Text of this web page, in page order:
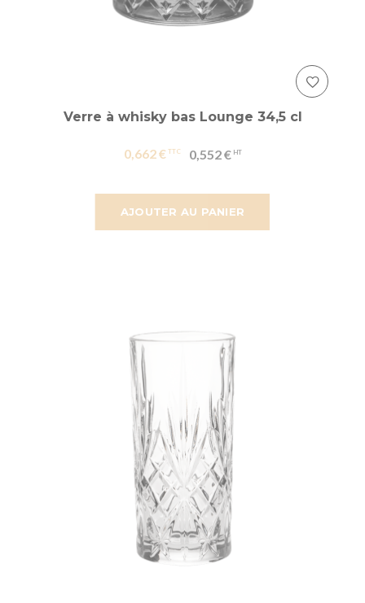
AJOUTER AU PANIER
Verre à whisky bas Lounge 34,5 cl
0,662 € 0,552 €